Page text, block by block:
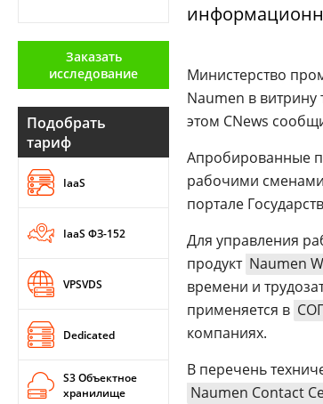
Аналитика
Техника
Об
издании
Реклама
Вакансии
Контакты
Дзен
Rutube
Заказать
исследование
Подобрать
тариф
IaaS
IaaS ФЗ-152
VPSVDS
Dedicated
S3 Объектное
хранилище
Министерство
Naumen в
этом CNews
Апробированные
рабочими
портале
Для управления
продукт Naumen
времени и
применяется в
компаниях.
В перечень
Naumen Contact